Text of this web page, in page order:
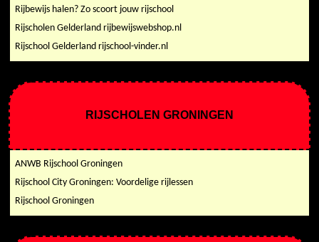
Rijbewijs halen? Zo scoort jouw rijschool
Rijscholen Gelderland rijbewijswebshop.nl
Rijschool Gelderland rijschool-vinder.nl
RIJSCHOLEN GRONINGEN
ANWB Rijschool Groningen
Rijschool City Groningen: Voordelige rijlessen
Rijschool Groningen